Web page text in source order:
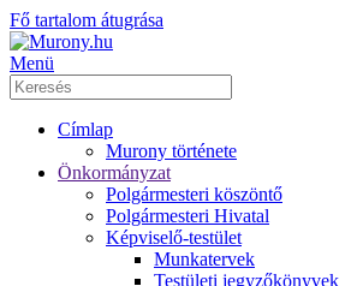
Fő tartalom átugrása
Menü
Címlap
Murony története
Önkormányzat
Polgármesteri köszöntő
Polgármesteri Hivatal
Képviselő-testület
Munkatervek
Testületi jegyzőkönyvek